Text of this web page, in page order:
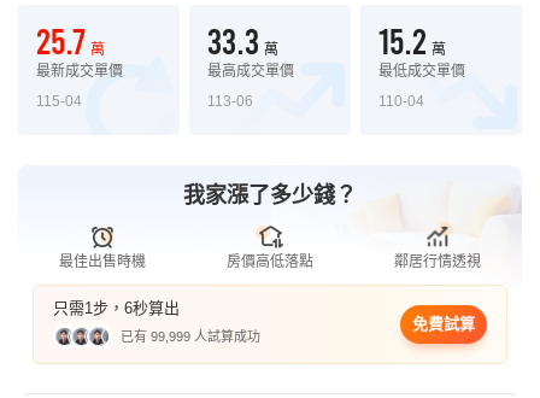
25.7 萬
最新成交單價
115-04
33.3 萬
最高成交單價
113-06
15.2 萬
最低成交單價
110-04
我家漲了多少錢？
最佳出售時機 房價高低落點 鄰居行情透視
只需1步，6秒算出
已有 99,999 人試算成功
免費試算